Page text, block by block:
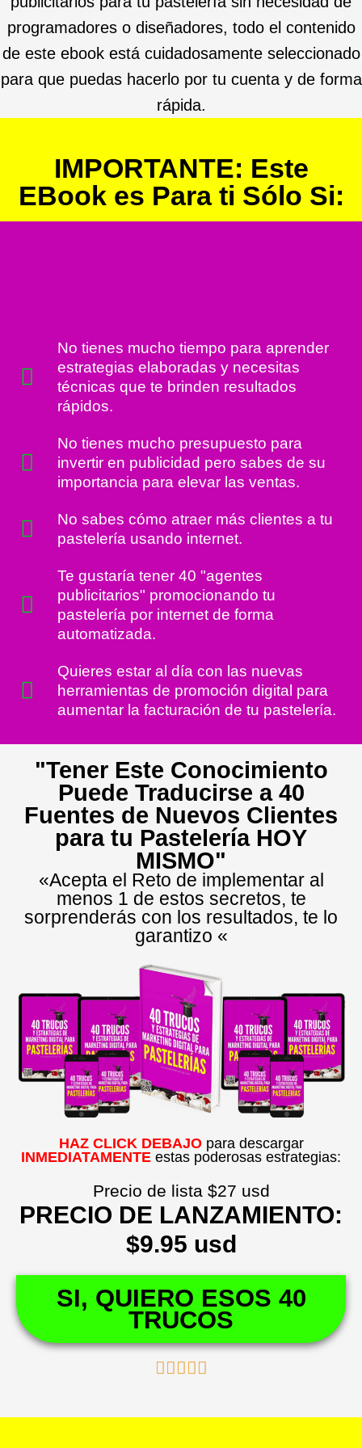
programadores o diseñadores, todo el contenido
de este ebook está cuidadosamente seleccionado
para que puedas hacerlo por tu cuenta y de forma
rápida.
IMPORTANTE: Este
EBook es Para ti Sólo Si:
No tienes mucho tiempo para aprender
estrategias elaboradas y necesitas
técnicas que te brinden resultados
rápidos.
No tienes mucho presupuesto para
invertir en publicidad pero sabes de su
importancia para elevar las ventas.
No sabes cómo atraer más clientes a tu
pastelería usando internet.
Te gustaría tener 40 "agentes
publicitarios" promocionando tu
pastelería por internet de forma
automatizada.
Quieres estar al día con las nuevas
herramientas de promoción digital para
aumentar la facturación de tu pastelería.
"Tener Este Conocimiento
Puede Traducirse a 40
Fuentes de Nuevos Clientes
para tu Pastelería HOY
MISMO"
«Acepta el Reto de implementar al
menos 1 de estos secretos, te
sorprenderás con los resultados, te lo
garantizo «
HAZ CLICK DEBAJOpara descargar
INMEDIATAMENTE estas poderosas estrategias:
Precio de lista $27 usd
PRECIO DE LANZAMIENTO:
$9.95 usd
SI, QUIERO ESOS 40
TRUCOS

de